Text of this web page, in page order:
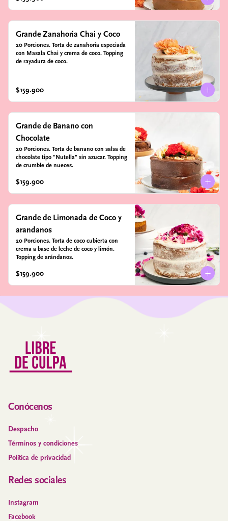
Grande Zanahoria Chai y Coco
20 Porciones. Torta de zanahoria especiada
con Masala Chai y crema de coco. Topping
de rayadura de coco.
$159.900
Grande de Banano con
Chocolate
20 Porciones. Torta de banano con salsa de
chocolate tipo "Nutella" sin azucar. Topping
de crumble de nueces.
$159.900
Grande de Limonada de Coco y
arandanos
20 Porciones. Torta de coco cubierta con
crema a base de leche de coco y limón.
Topping de arándanos.
$159.900
Conócenos
Despacho
Términos y condiciones
Política de privacidad
Redes sociales
Instagram
Facebook